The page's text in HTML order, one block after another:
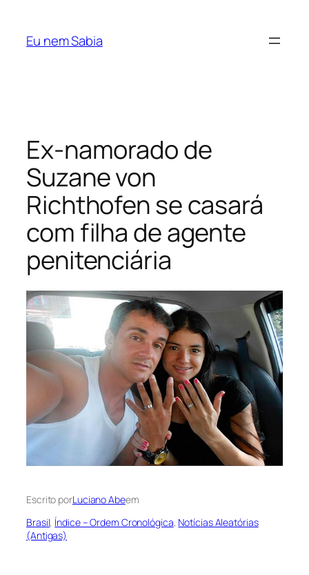
Eu nem Sabia
Ex-namorado de
Suzane von
Richthofen se casará
com filha de agente
penitenciária
Escrito porLuciano Abeem
Brasil, Índice – Ordem Cronológica, Notícias Aleatórias
(Antigas)